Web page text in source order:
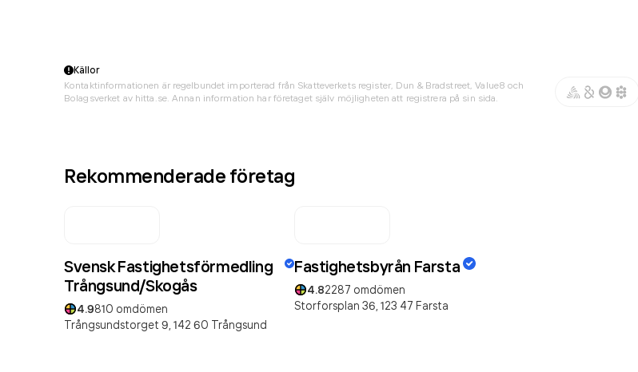
Källor
Kontaktinformationen är regelbundet importerad från Skatteverkets register, Dun & Bradstreet, Value8 och
Bolagsverket av hitta.se. Annan information har företaget själv möjligheten att registrera på sin sida.
Rekommenderade företag
Svensk Fastighetsförmedling
Trångsund/Skogås
4.9810 omdömen
Trångsundstorget 9, 142 60 Trångsund
Fastighetsbyrån Farsta
4.82287 omdömen
Storforsplan 36, 123 47 Farsta